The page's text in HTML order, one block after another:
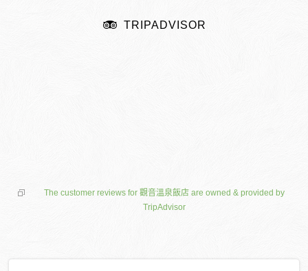
TRIPADVISOR
The customer reviews for 觀音溫泉飯店 are owned & provided by
TripAdvisor